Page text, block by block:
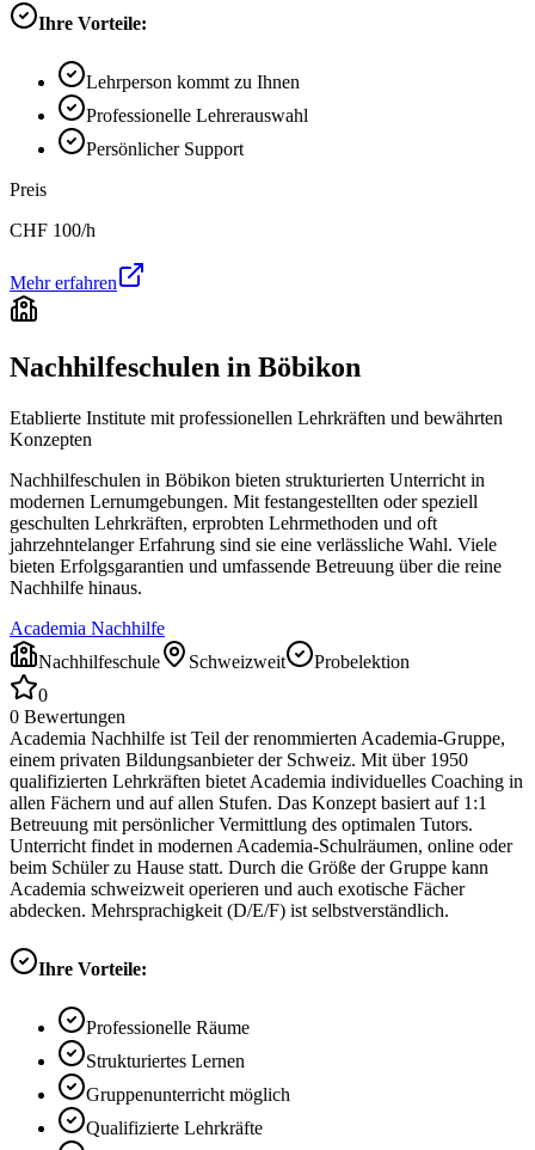
Ihre Vorteile:
Lehrperson kommt zu Ihnen
Professionelle Lehrerauswahl
Persönlicher Support
Preis
CHF 100/h
Mehr erfahren
Nachhilfeschulen in Böbikon
Etablierte Institute mit professionellen Lehrkräften und bewährten
Konzepten
Nachhilfeschulen in Böbikon bieten strukturierten Unterricht in
modernen Lernumgebungen. Mit festangestellten oder speziell
geschulten Lehrkräften, erprobten Lehrmethoden und oft
jahrzehntelanger Erfahrung sind sie eine verlässliche Wahl. Viele
bieten Erfolgsgarantien und umfassende Betreuung über die reine
Nachhilfe hinaus.
Academia Nachhilfe
Nachhilfeschule
Schweizweit
Probelektion
0
0 Bewertungen
Academia Nachhilfe ist Teil der renommierten Academia-Gruppe,
einem privaten Bildungsanbieter der Schweiz. Mit über 1950
qualifizierten Lehrkräften bietet Academia individuelles Coaching in
allen Fächern und auf allen Stufen. Das Konzept basiert auf 1:1
Betreuung mit persönlicher Vermittlung des optimalen Tutors.
Unterricht findet in modernen Academia-Schulräumen, online oder
beim Schüler zu Hause statt. Durch die Größe der Gruppe kann
Academia schweizweit operieren und auch exotische Fächer
abdecken. Mehrsprachigkeit (D/E/F) ist selbstverständlich.
Ihre Vorteile:
Professionelle Räume
Strukturiertes Lernen
Gruppenunterricht möglich
Qualifizierte Lehrkräfte